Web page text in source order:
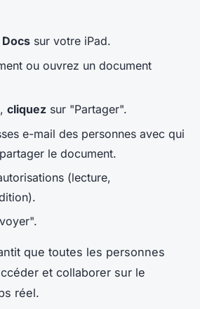
sur votre iPad.
ou ouvrez un document
cliquez sur "Partager".
e-mail des personnes avec qui
le document.
(lecture,
que toutes les personnes
et collaborer sur le
réel.